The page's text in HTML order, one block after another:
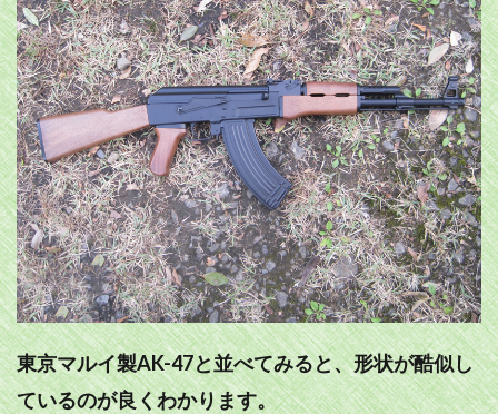
東京マルイ製AK-47と並べてみると、形状が酷似し
ているのが良くわかります。